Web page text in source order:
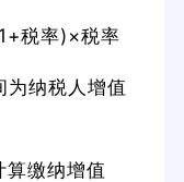
税率)×税率
为纳税人增值
缴纳增值